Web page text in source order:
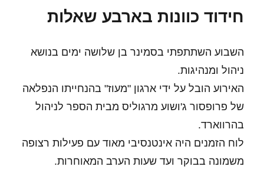
חידוד כוונות בארבע שאלות
השבוע השתתפתי בסמינר בן שלושה ימים בנושא
ניהול ומנהיגות.
האירוע הובל על ידי ארגון "מעוז" בהנחייתו הנפלאה
של פרופסור ג'ושוע מרגוליס מבית הספר לניהול
בהרווארד.
לוח הזמנים היה אינטנסיבי מאוד עם פעילות רצופה
משמונה בבוקר ועד שעות הערב המאוחרות.